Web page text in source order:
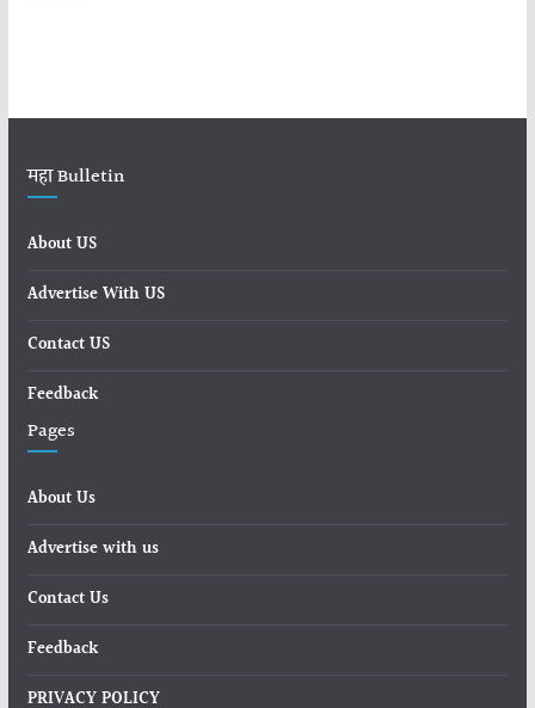
महा Bulletin
About US
Advertise With US
Contact US
Feedback
Pages
About Us
Advertise with us
Contact Us
Feedback
PRIVACY POLICY